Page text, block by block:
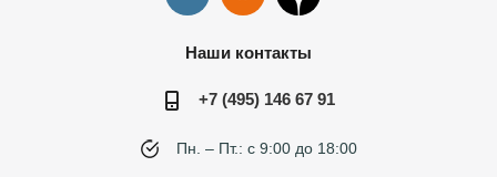
Наши контакты
+7 (495) 146 67 91
Пн. – Пт.: с 9:00 до 18:00